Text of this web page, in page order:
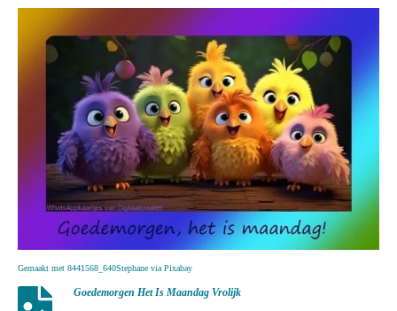
Gemaakt met 8441568_640Stephane via Pixabay
Goedemorgen Het Is Maandag Vrolijk